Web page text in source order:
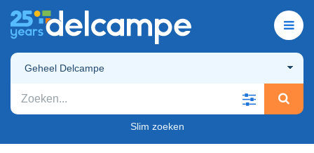
Geheel Delcampe
Slim zoeken